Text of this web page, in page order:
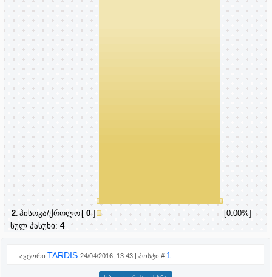
2. ჰისოკა/ქროლო [ 0]
[0.00%]
სულ პასუხი: 4
ავტორი TARDIS 24/04/2016, 13:43 | პოსტი # 1